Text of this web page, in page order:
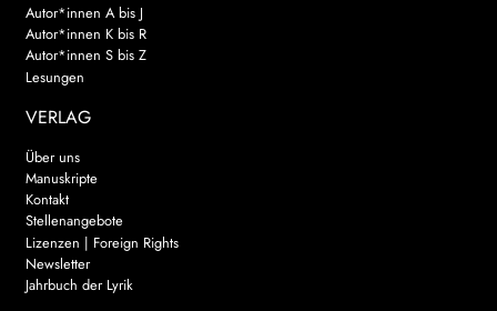
Autor*innen A bis J
Autor*innen K bis R
Autor*innen S bis Z
Lesungen
VERLAG
Über uns
Manuskripte
Kontakt
Stellenangebote
Lizenzen | Foreign Rights
Newsletter
Jahrbuch der Lyrik